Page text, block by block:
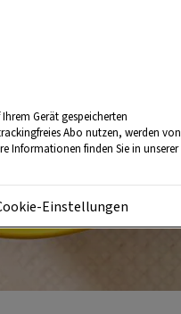
Gerät gespeicherten
Abo nutzen, werden von
Informationen finden Sie in unserer
Einstellungen